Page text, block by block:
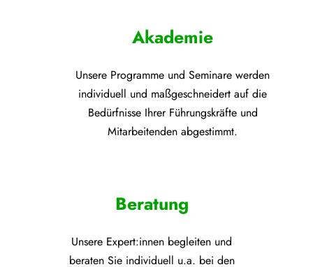
Akademie
Unsere Programme und Seminare werden
individuell und maßgeschneidert auf die
Bedürfnisse Ihrer Führungskräfte und
Mitarbeitenden abgestimmt.
Beratung
Unsere Expert:innen begleiten und
beraten Sie individuell u.a. bei den